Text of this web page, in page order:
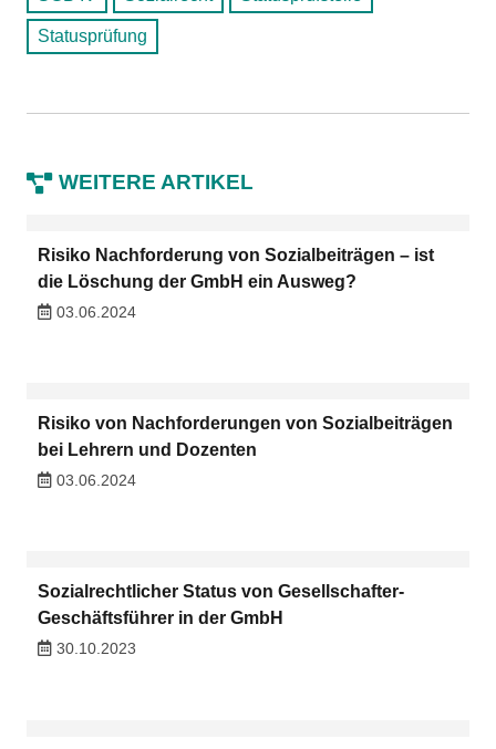
Statusprüfung
WEITERE ARTIKEL
Risiko Nachforderung von Sozialbeiträgen – ist
die Löschung der GmbH ein Ausweg?
03.06.2024
Risiko von Nachforderungen von Sozialbeiträgen
bei Lehrern und Dozenten
03.06.2024
Sozialrechtlicher Status von Gesellschafter-
Geschäftsführer in der GmbH
30.10.2023